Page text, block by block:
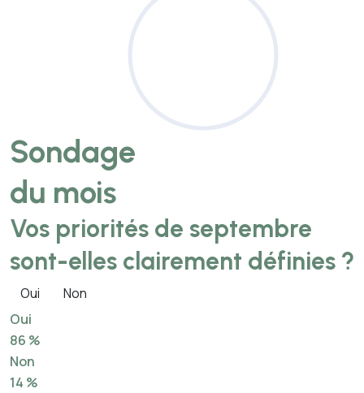
Sondage
du mois
Vos priorités de septembre
sont-elles clairement définies ?
Oui
Non
Oui
86 %
Non
14 %